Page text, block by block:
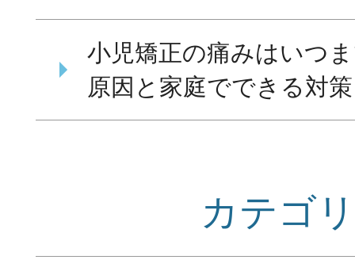
小児矯正の痛みはいつ
原因と家庭でできる対策
カテゴ